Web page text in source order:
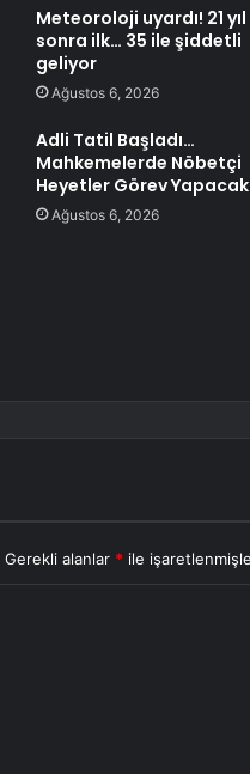
Meteoroloji uyardı! 21 yıl
sonra ilk… 35 ile şiddetli
geliyor
Ağustos 6, 2026
Adli Tatil Başladı…
Mahkemelerde Nöbetçi
Heyetler Görev Yapacak
Ağustos 6, 2026
Gerekli alanlar * ile